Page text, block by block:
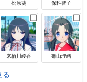
松原葵 保科智子
来栖川綾香 雛山理緒
る